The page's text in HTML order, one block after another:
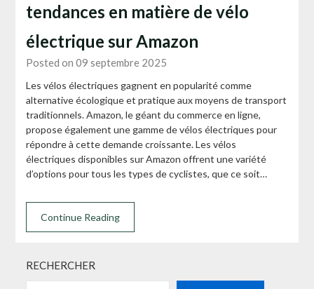
tendances en matière de vélo
électrique sur Amazon
Posted on 09 septembre 2025
Les vélos électriques gagnent en popularité comme
alternative écologique et pratique aux moyens de transport
traditionnels. Amazon, le géant du commerce en ligne,
propose également une gamme de vélos électriques pour
répondre à cette demande croissante. Les vélos
électriques disponibles sur Amazon offrent une variété
d’options pour tous les types de cyclistes, que ce soit…
Continue Reading
RECHERCHER